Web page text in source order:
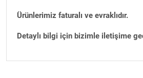
Ürünlerimiz faturalı ve evraklıdır.
Detaylı bilgi için bizimle iletişime